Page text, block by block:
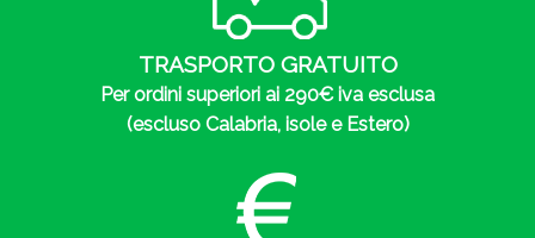
TRASPORTO GRATUITO
Per ordini superiori ai 290€iva esclusa
(escluso Calabria, isole e Estero)